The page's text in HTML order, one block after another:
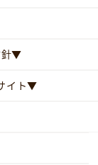
針▼
イト▼